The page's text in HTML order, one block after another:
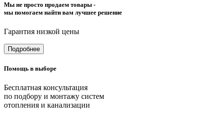
Мы не просто продаем товары -
мы помогаем найти вам лучшее решение
Гарантия низкой цены
Подробнее
Помощь в выборе
Бесплатная консультация
по подбору и монтажу систем
отопления и канализации